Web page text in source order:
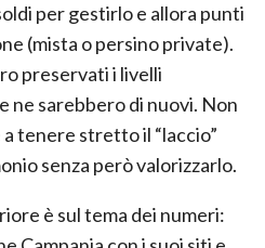
per gestirlo e allora punti
(mista o persino private).
preservati i livelli
ne sarebbero di nuovi. Non
tenere stretto il “laccio”
senza però valorizzarlo.
è sul tema dei numeri: